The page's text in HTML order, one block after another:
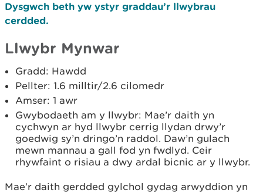
Dysgwch beth yw ystyr graddau’r llwybrau
cerdded.
Llwybr Mynwar
Gradd: Hawdd
Pellter: 1.6 milltir/2.6 cilomedr
Amser: 1 awr
Gwybodaeth am y llwybr: Mae’r daith yn
cychwyn ar hyd llwybr cerrig llydan drwy’r
goedwig sy’n dringo’n raddol. Daw’n gulach
mewn mannau a gall fod yn fwdlyd. Ceir
rhywfaint o risiau a dwy ardal bicnic ar y llwybr.
Mae’r daith gerdded gylchol gydag arwyddion yn